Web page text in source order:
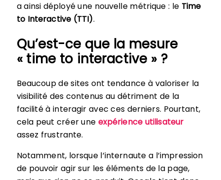
a ainsi déployé une nouvelle métrique : le Time
to Interactive (TTI).
Qu’est-ce que la mesure
« time to interactive » ?
Beaucoup de sites ont tendance à valoriser la
visibilité des contenus au détriment de la
facilité à interagir avec ces derniers. Pourtant,
cela peut créer une expérience utilisateur
assez frustrante.
Notamment, lorsque l’internaute a l’impression
de pouvoir agir sur les éléments de la page,